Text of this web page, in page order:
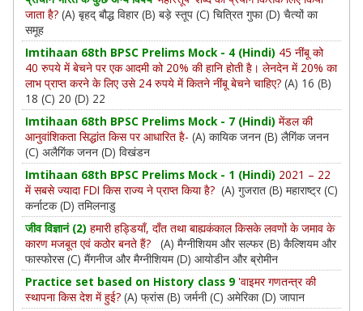
जाता है? (A) बृहद् बौद्ध विहार (B) बड़े स्तूप (C) चित्रित गुफा (D) चैत्यों का
समूह
Imtihaan 68th BPSC Prelims Mock - 4 (Hindi) 45 नींबू को
40 रुपये में बेचने पर एक आदमी को 20% की हानि होती है। लेनदेन में 20% का
लाभ प्राप्त करने के लिए उसे 24 रुपये में कितने नींबू बेचने चाहिए? (A) 16 (B)
18 (C) 20 (D) 22
Imtihaan 68th BPSC Prelims Mock - 7 (Hindi) मेंडल की
आनुवांशिकता सिद्धांत किस पर आधारित है- (A) काय‍िक जनन (B) लैगिंक जनन
(C) अलैगिंक जनन (D) विखंडन
Imtihaan 68th BPSC Prelims Mock - 1 (Hindi) 2021 – 22
में सबसे ज्‍यादा FDI किस राज्‍य ने प्राप्‍त किया है? (A) गुजरात (B) महाराष्ट्र (C)
कर्नाटक (D) तमिलनाडु
जीव विज्ञानं (2) हमारी हड्डियाँ, दाँत तथा बाह्यकंकाल किसके लवणों के जमाव के
कारण मजबूत एवं कठोर बनते हैं? (A) मैग्नीशियम और सल्फर (B) कैल्शियम और
फास्फोरस (C) मैंगनीज और मैग्नीशियम (D) आयोडीन और ब्रोमीन
Practice set based on History class 9 'वाइमर गणतन्त्र की
स्थापना किस देश में हुई? (A) फ्रांस (B) जर्मनी (C) अमेरिका (D) जापान